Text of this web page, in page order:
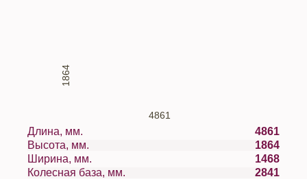
4861
1864
Длина, мм.
4861
Высота, мм.
1864
Ширина, мм.
1468
Колесная база, мм.
2841